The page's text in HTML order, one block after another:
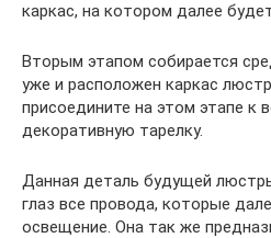
каркас, на котором далее
Вторым этапом собирается
уже и расположен каркас
присоедините на этом этапе к
декоративную тарелку.
Данная деталь будущей
глаз все провода, которые
освещение. Она так же